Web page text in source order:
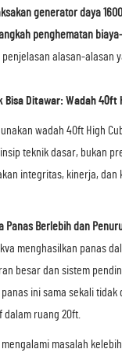
generator daya
penghematan
penjelasan alasan-alasan
Bisa Ditawar: Wadah 40ft
wadah 40ft High
teknik dasar, bukan
integritas, kinerja, dan
Panas Berlebih dan
menghasilkan panas
besar dan sistem
ini sama sekali tidak
ruang 20ft.
masalah